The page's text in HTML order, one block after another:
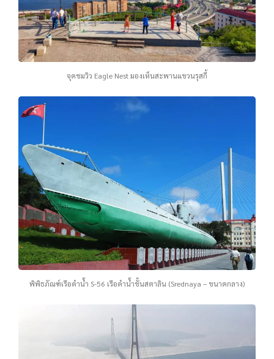
จุดชมวิว Eagle Nest มองเห็นสะพานแขวนรุสกี้
พิพิธภัณฑ์เรือดำน้ำ S-56 เรือดำน้ำชั้นสตาลิน (Srednaya – ขนาดกลาง)